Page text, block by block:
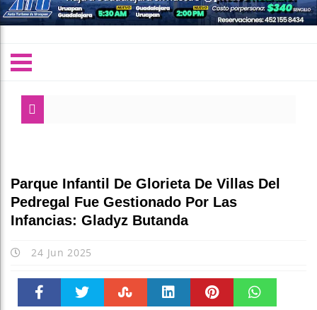
Parque Infantil De Glorieta De Villas Del
Pedregal Fue Gestionado Por Las
Infancias: Gladyz Butanda
24 Jun 2025